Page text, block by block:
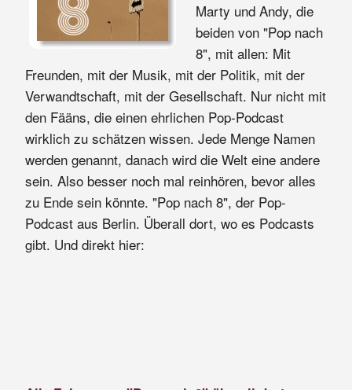
Marty und Andy, die
beiden von "Pop nach
8", mit allen: Mit
Freunden, mit der Musik, mit der Politik, mit der
Verwandtschaft, mit der Gesellschaft. Nur nicht mit
den Fääns, die einen ehrlichen Pop-Podcast
wirklich zu schätzen wissen. Jede Menge Namen
werden genannt, danach wird die Welt eine andere
sein. Also besser noch mal reinhören, bevor alles
zu Ende sein könnte. "Pop nach 8", der Pop-
Podcast aus Berlin. Überall dort, wo es Podcasts
gibt. Und direkt hier: